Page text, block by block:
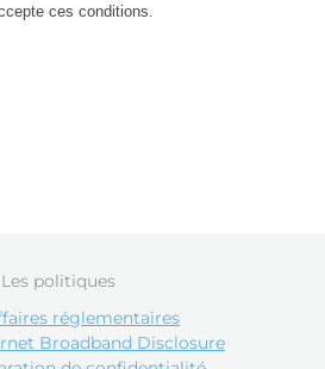
ces conditions.
Les politiques
réglementaires
Broadband Disclosure